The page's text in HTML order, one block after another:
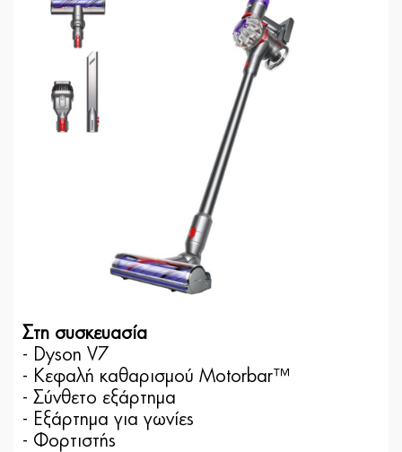
Στη συσκευασία
- Dyson V7
- Κεφαλή καθαρισμού Motorbar™
- Σύνθετο εξάρτημα
- Εξάρτημα για γωνίες
- Φορτιστής